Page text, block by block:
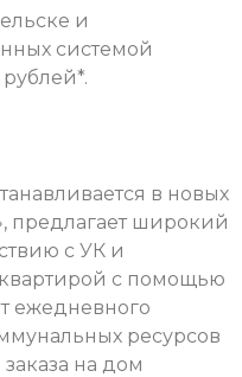
и
системой
в новых
предлагает широкий
с УК и
с помощью
ежедневного
ресурсов
на дом